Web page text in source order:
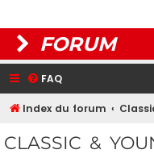
FORUM
FAQ
Index du forum
CLASSIC &